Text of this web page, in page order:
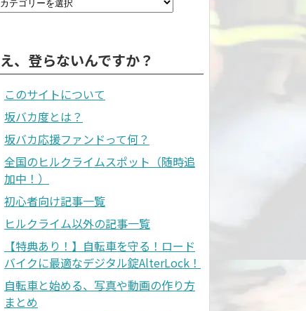
え、登らないんですか？
このサイトについて
坂バカ度とは？
坂バカ応援ファンドって何？
全国のヒルクライムスポット（随時追
加中！）
初心者向け記事一覧
ヒルクライム以外の記事一覧
【特典あり！】自転車を守る！ロード
バイクに最適なデジタル錠AlterLock！
自転車と始める、写真や動画の作り方
まとめ